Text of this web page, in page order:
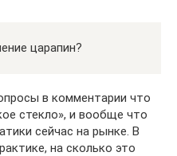
царапин?
в комментарии что
стекло», и вообще что
сейчас на рынке. В
на сколько это